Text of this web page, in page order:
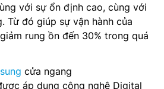
với sự ổn định cao, cùng với
Từ đó giúp sự vận hành của
rung ồn đến 30% trong quá
cửa ngang
áp dụng công nghệ Digital